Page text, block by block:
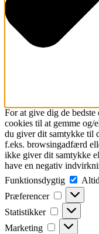
For at give dig de
cookies til at gemme og/
du giver dit samtykke til
f.eks. browsingadfærd
ikke giver dit samtykke
have en negativ
Funktionsdygtig
Præferencer
Statistikker Statistikker
Marketing Marketing